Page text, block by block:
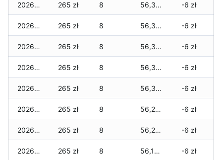
2026-07-21 265 zł 8 56,360 zł -6 zł
2026-07-20 265 zł 8 56,360 zł -6 zł
2026-07-18 265 zł 8 56,360 zł -6 zł
2026-07-17 265 zł 8 56,305 zł -6 zł
2026-07-16 265 zł 8 56,305 zł -6 zł
2026-07-15 265 zł 8 56,255 zł -6 zł
2026-07-14 265 zł 8 56,255 zł -6 zł
2026-07-13 265 zł 8 56,190 zł -6 zł